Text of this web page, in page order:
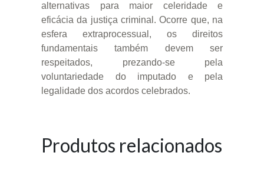
alternativas para maior celeridade e
eficácia da justiça criminal. Ocorre que, na
esfera extraprocessual, os direitos
fundamentais também devem ser
respeitados, prezando-se pela
voluntariedade do imputado e pela
legalidade dos acordos celebrados.
Produtos relacionados